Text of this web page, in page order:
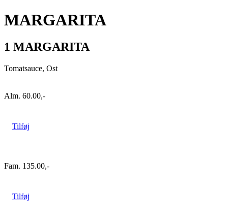
MARGARITA
1 MARGARITA
Tomatsauce, Ost
Alm. 60.00,-
Tilføj
Fam. 135.00,-
Tilføj